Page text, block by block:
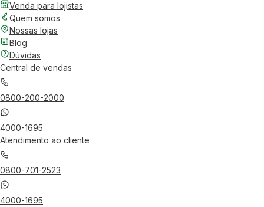
Venda para lojistas
Quem somos
Nossas lojas
Blog
Dúvidas
Central de vendas
0800-200-2000
4000-1695
Atendimento ao cliente
0800-701-2523
4000-1695